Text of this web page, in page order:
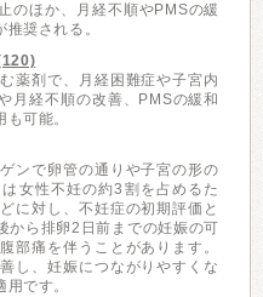
のほか、月経不順やPMSの緩
奨される。
薬剤で、月経困難症や子宮内
月経不順の改善、PMSの緩和
可能。
ンで卵管の通りや子宮の形の
女性不妊の約3割を占めるた
に対し、不妊症の初期評価と
から排卵2日前までの妊娠の可
部痛を伴うことがあります。
し、妊娠につながりやすくな
です。